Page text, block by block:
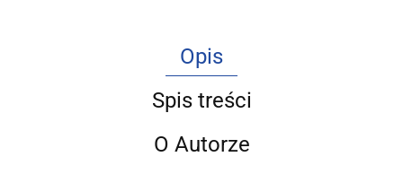
Opis
Spis treści
O Autorze